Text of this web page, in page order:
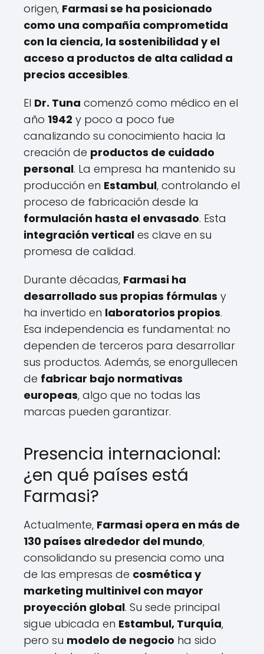
origen, Farmasi se ha posicionado
como una compañía comprometida
con la ciencia, la sostenibilidad y el
acceso a productos de alta calidad a
precios accesibles.
El Dr. Tuna comenzó como médico en el
año 1942 y poco a poco fue
canalizando su conocimiento hacia la
creación de productos de cuidado
personal. La empresa ha mantenido su
producción en Estambul, controlando el
proceso de fabricación desde la
formulación hasta el envasado. Esta
integración vertical es clave en su
promesa de calidad.
Durante décadas, Farmasi ha
desarrollado sus propias fórmulas y
ha invertido en laboratorios propios.
Esa independencia es fundamental: no
dependen de terceros para desarrollar
sus productos. Además, se enorgullecen
de fabricar bajo normativas
europeas, algo que no todas las
marcas pueden garantizar.
Presencia internacional:
¿en qué países está
Farmasi?
Actualmente, Farmasi opera en más de
130 países alrededor del mundo,
consolidando su presencia como una
de las empresas de cosmética y
marketing multinivel con mayor
proyección global. Su sede principal
sigue ubicada en Estambul, Turquía,
pero su modelo de negocio ha sido